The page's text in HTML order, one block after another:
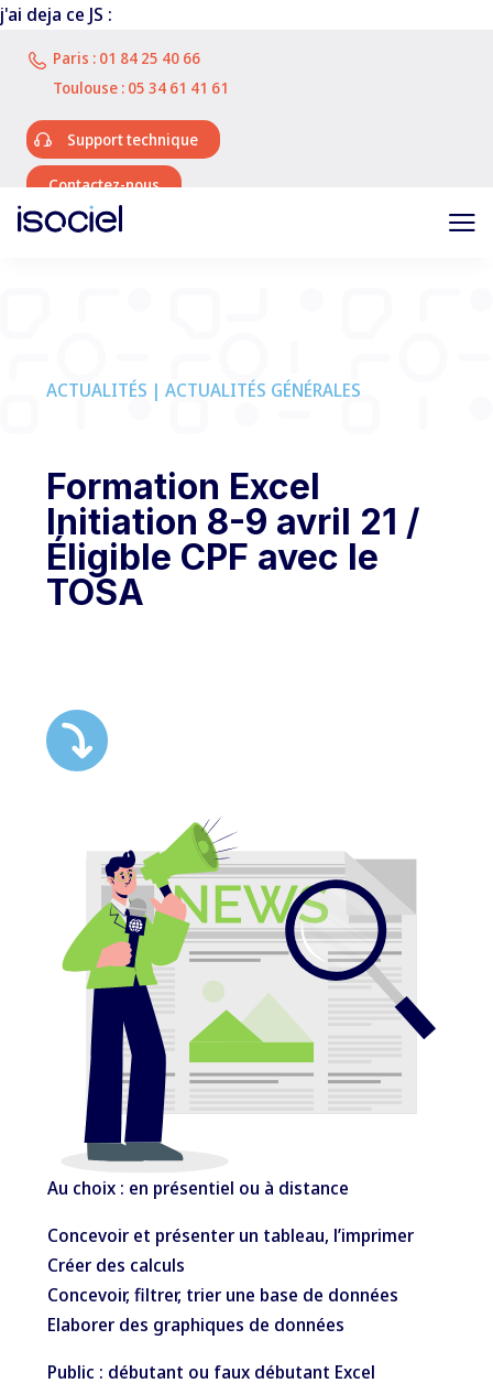
j'ai deja ce JS :
Paris : 01 84 25 40 66
Toulouse : 05 34 61 41 61
Support technique
Contactez-nous
ACTUALITÉS | ACTUALITÉS GÉNÉRALES
Formation Excel
Initiation 8-9 avril 21 /
Éligible CPF avec le
TOSA
Au choix : en présentiel ou à distance
Concevoir et présenter un tableau, l’imprimer
Créer des calculs
Concevoir, filtrer, trier une base de données
Elaborer des graphiques de données
Public : débutant ou faux débutant Excel